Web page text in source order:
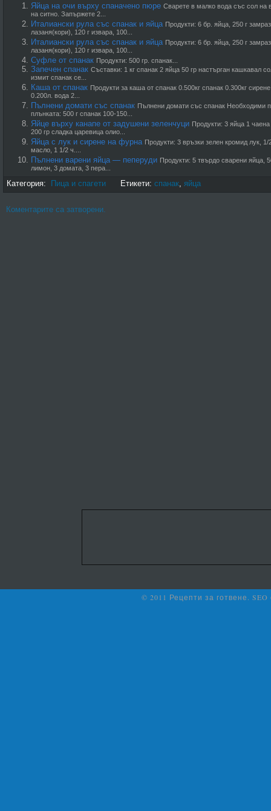
Яйца на очи върху спаначено пюре Сварете в малко вода със сол на
на ситно. Запържете 2...
Италиански рула със спанак и яйца Продукти: 6 бр. яйца, 250 г
лазаня(кори), 120 г извара, 100...
Италиански рула със спанак и яйца Продукти: 6 бр. яйца, 250 г
лазаня(кори), 120 г извара, 100...
Суфле от спанак Продукти: 500 гр. спанак...
Запечен спанак Съставки: 1 кг спанак 2 яйца 50 гр настърган кашкавал
измит спанак се...
Каша от спанак Продукти за каша от спанак 0.500кг спанак 0.300кг
0.200л. вода 2...
Пълнени домати със спанак Пълнени домати със спанак Необходими
плънката: 500 г спанак 100-150...
Яйце върху канапе от задушени зеленчуци Продукти: 3 яйца 1
200 гр сладка царевица олио...
Яйца с лук и сирене на фурна Продукти: 3 връзки зелен кромид лук,
масло, 1 1/2 ч....
Пълнени варени яйца — пеперуди Продукти: 5 твърдо сварени яйца,
лимон, 3 домата, 3 пера...
Категория:
Пица и спагети Етикети: спанак, яйца
Коментарите са затворени.
© 2011 Рецепти за готвене.